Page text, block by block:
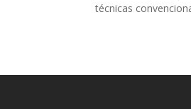
técnicas